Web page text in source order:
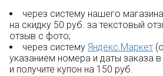
через систему нашего
на скидку 50 руб. за текстовый
отзыв с фото;
через систему Яндекс.Маркет
указанием номера и даты заказа
и получите купон на 150 руб.